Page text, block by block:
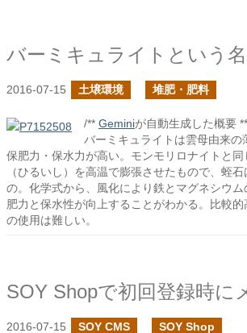
2016-07-15 土壌環境 堆肥・肥料
/** Geminiが自動生成した概要
バーミキュライトは雲母由来の
保肥力・保水力が高い。モンモリロナイトと
（ひるいし）を高温で膨張させたもので、蛭
の。化学式から、風化により鉄とマグネシウ
肥力と保水性が向上することがわかる。比較
の使用は難しい。
2016-07-15 SOY CMS SOY Shop